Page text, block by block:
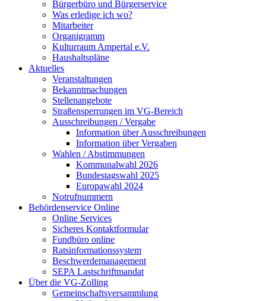
Bürgerbüro und Bürgerservice
Was erledige ich wo?
Mitarbeiter
Organigramm
Kulturraum Ampertal e.V.
Haushaltspläne
Aktuelles
Veranstaltungen
Bekanntmachungen
Stellenangebote
Straßensperrungen im VG-Bereich
Ausschreibungen / Vergabe
Information über Ausschreibungen
Information über Vergaben
Wahlen / Abstimmungen
Kommunalwahl 2026
Bundestagswahl 2025
Europawahl 2024
Notrufnummern
Behördenservice Online
Online Services
Sicheres Kontaktformular
Fundbüro online
Ratsinformationssystem
Beschwerdemanagement
SEPA Lastschriftmandat
Über die VG-Zolling
Gemeinschaftsversammlung